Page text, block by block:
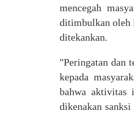
mencegah
ditimbulkan oleh
ditekankan.
"Peringatan dan
kepada
bahwa aktivitas
dikenakan